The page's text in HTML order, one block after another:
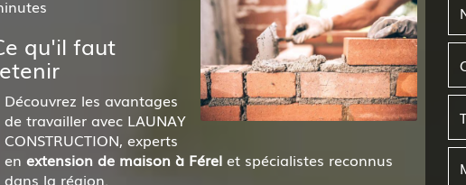
qu'il faut
Découvrez les avantages
de travailler avec LAUNAY
CONSTRUCTION, experts
en extension de maison à Férelet spécialistes reconnus
dans la région.